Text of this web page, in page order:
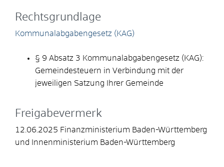
Rechtsgrundlage
Kommunalabgabengesetz (KAG)
§ 9 Absatz 3 Kommunalabgabengesetz (KAG):
Gemeindesteuern in Verbindung mit der
jeweiligen Satzung Ihrer Gemeinde
Freigabevermerk
12.06.2025 Finanzministerium Baden-Württemberg
und Innenministerium Baden-Württemberg